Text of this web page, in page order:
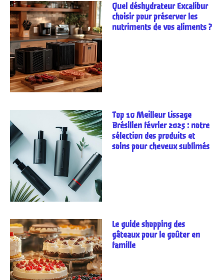
Quel déshydrateur Excalibur
choisir pour préserver les
nutriments de vos aliments ?
Top 10 Meilleur Lissage
Brésilien février 2025 : notre
sélection des produits et
soins pour cheveux sublimés
Le guide shopping des
gâteaux pour le goûter en
famille